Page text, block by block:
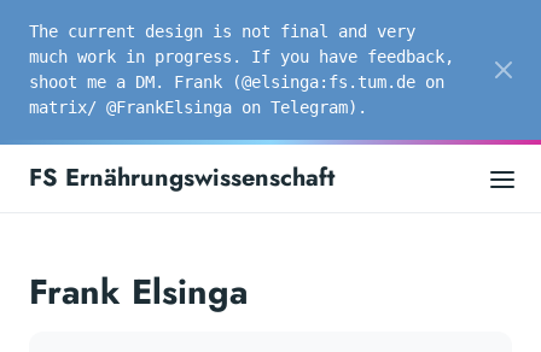
The current design is not final and very
much work in progress. If you have feedback,
shoot me a DM. Frank (@elsinga:fs.tum.de on
matrix/ @FrankElsinga on Telegram).
FS Ernährungswissenschaft
Frank Elsinga